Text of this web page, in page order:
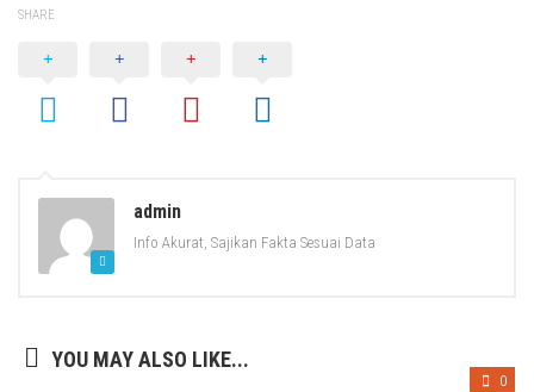
SHARE
admin
Info Akurat, Sajikan Fakta Sesuai Data
YOU MAY ALSO LIKE...
0